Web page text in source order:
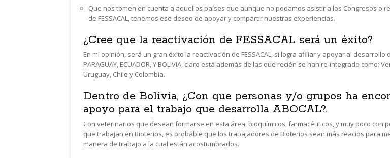
Que nos tomen en cuenta a aquellos países que aunque no podamos asistir a los Congresos o
de FESSACAL, tenemos ese deseo de apoyar y compartir nuestras experiencias.
¿Cree que la reactivación de FESSACAL será un éxito?
En mi opinión, será un gran éxito la reactivación de FESSACAL, si logra afiliar y apoyar al desarrollo
PARAGUAY, ECUADOR, Y BOLIVIA, claro está además de las que recién se han re-integrado como:
Uruguay, Chile y Colombia.
Dentro de Bolivia, ¿Con que personas y/o grupos ha
apoyo para el trabajo que desarrolla ABOCAL?.
Con veterinarios que desean formarse en esta área, bioquímicos, farmacéuticos, y muy poco con
que trabajan en Bioterios, es probable que los trabajadores de Bioterios sean más reacios para
manera de trabajo a la cual están acostumbrados.